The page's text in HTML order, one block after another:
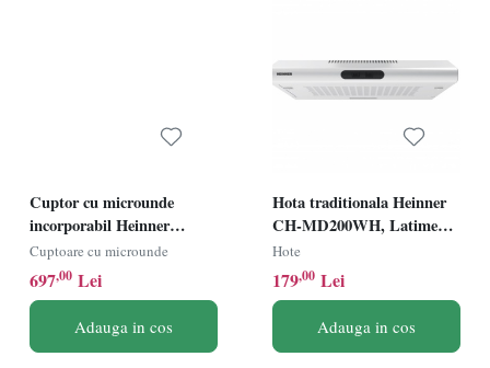
Cuptor cu microunde
incorporabil Heinner
HMW-MDBI25GDBK,
Putere 900W, Capacitate
25L, Grill, 5 trepte de
putere, Negru
Cuptoare cu microunde
697,00 Lei
Adauga in cos
Hota traditionala Heinner
CH-MD200WH, Latime
60cm, Putere de absorbtie
200m3/h, 2 trepte de viteza,
Alb
Hote
179,00 Lei
Adauga in cos